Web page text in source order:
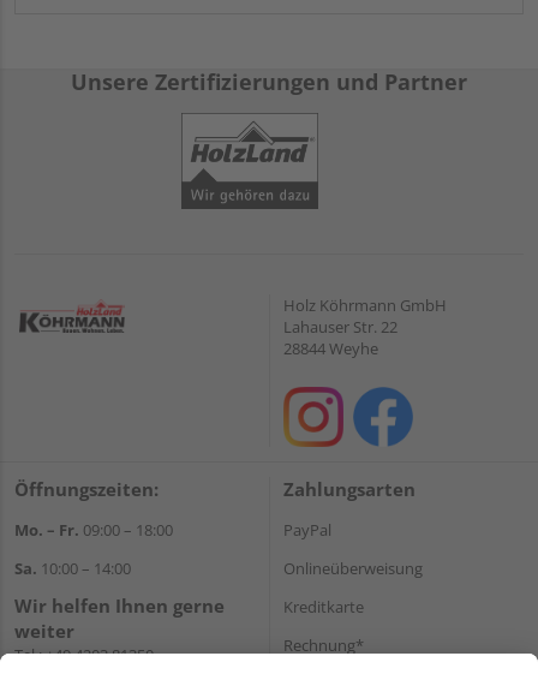
Unsere Zertifizierungen und Partner
Holz Köhrmann GmbH
Lahauser Str. 22
28844 Weyhe
Öffnungszeiten:
Mo. – Fr. 09:00 – 18:00
Sa. 10:00 – 14:00
Wir helfen Ihnen gerne
weiter
Tel.:+49 4203 81350
Zahlungsarten
PayPal
Onlineüberweisung
Kreditkarte
Rechnung*